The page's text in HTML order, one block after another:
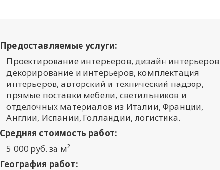
Предоставляемые услуги:
Проектирование интерьеров, дизайн
декорирование и интерьеров, комплектация
интерьеров, авторский и технический надзор,
прямые поставки мебели, светильников и
отделочных материалов из Италии, Франции,
Англии, Испании, Голландии, логистика.
Средняя стоимость работ:
5 000 руб. за м²
География работ: